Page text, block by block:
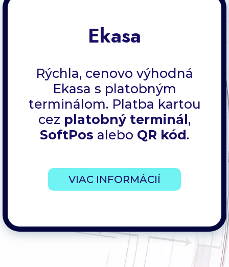
Ekasa
Rýchla, cenovo výhodná
Ekasa s platobným
terminálom. Platba kartou
cez platobný terminál,
SoftPos alebo QR kód.
VIAC INFORMÁCIÍ